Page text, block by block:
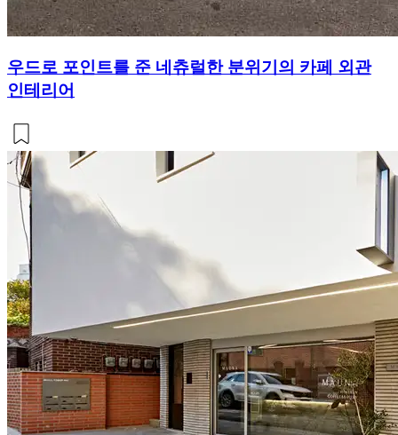
우드로 포인트를 준 네츄럴한 분위기의 카페 외관
인테리어